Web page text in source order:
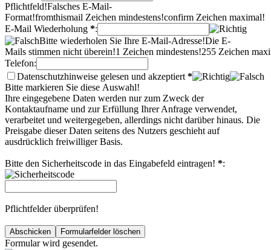
Pflichtfeld!Falsches E-Mail-
Format!fromthismail Zeichen mindestens!confirm Zeichen maximal!
E-Mail Wiederholung *:
Bitte wiederholen Sie Ihre E-Mail-Adresse!Die E-
Mails stimmen nicht überein!1 Zeichen mindestens!255 Zeichen
Telefon:
Datenschutzhinweise gelesen und akzeptiert *
Bitte markieren Sie diese Auswahl!
Ihre eingegebene Daten werden nur zum Zweck der
Kontaktaufname und zur Erfüllung Ihrer Anfrage verwendet,
verarbeitet und weitergegeben, allerdings nicht darüber hinaus. Die
Preisgabe dieser Daten seitens des Nutzers geschieht auf
ausdrücklich freiwilliger Basis.
Bitte den Sicherheitscode in das Eingabefeld eintragen! *:
Pflichtfelder überprüfen!
Formular wird gesendet.